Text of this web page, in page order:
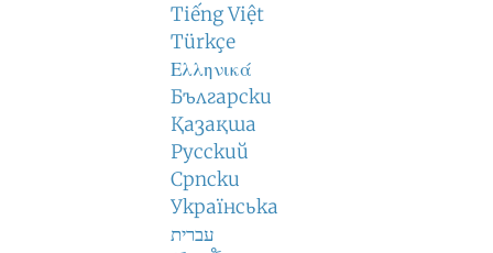
Tiếng Việt
Türkçe
Ελληνικά
Български
Қазақша
Русский
Српски
Українська
עברית